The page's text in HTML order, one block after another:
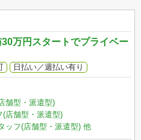
30万円スタートでプライベー
日払い／週払い有り
舗型・派遣型)
(店舗型・派遣型)
ッフ(店舗型・派遣型) 他